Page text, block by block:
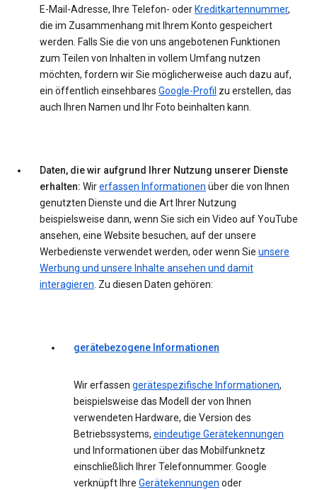
E-Mail-Adresse, Ihre Telefon- oder Kreditkartennummer,
die im Zusammenhang mit Ihrem Konto gespeichert
werden. Falls Sie die von uns angebotenen Funktionen
zum Teilen von Inhalten in vollem Umfang nutzen
möchten, fordern wir Sie möglicherweise auch dazu auf,
ein öffentlich einsehbares Google-Profil zu erstellen, das
auch Ihren Namen und Ihr Foto beinhalten kann.
Daten, die wir aufgrund Ihrer Nutzung unserer Dienste
erhalten: Wirerfassen Informationen über die von Ihnen
genutzten Dienste und die Art Ihrer Nutzung
beispielsweise dann, wenn Sie sich ein Video auf YouTube
ansehen, eine Website besuchen, auf der unsere
Werbedienste verwendet werden, oder wenn Sie unsere
Werbung und unsere Inhalte ansehen und damit
interagieren. Zu diesen Daten gehören:
gerätebezogene Informationen
Wir erfassen gerätespezifische Informationen,
beispielsweise das Modell der von Ihnen
verwendeten Hardware, die Version des
Betriebssystems, eindeutige Gerätekennungen
und Informationen über das Mobilfunknetz
einschließlich Ihrer Telefonnummer. Google
verknüpft Ihre Gerätekennungen oder